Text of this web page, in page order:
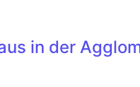
in der